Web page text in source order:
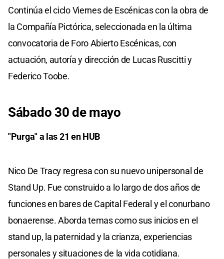
Continúa el ciclo Viernes de Escénicas con la obra de
la Compañía Pictórica, seleccionada en la última
convocatoria de Foro Abierto Escénicas, con
actuación, autoría y dirección de Lucas Ruscitti y
Federico Toobe.
Sábado 30 de mayo
"Purga"a las 21 en HUB
Nico De Tracy regresa con su nuevo unipersonal de
Stand Up. Fue construido a lo largo de dos años de
funciones en bares de Capital Federal y el conurbano
bonaerense. Aborda temas como sus inicios en el
stand up, la paternidad y la crianza, experiencias
personales y situaciones de la vida cotidiana.